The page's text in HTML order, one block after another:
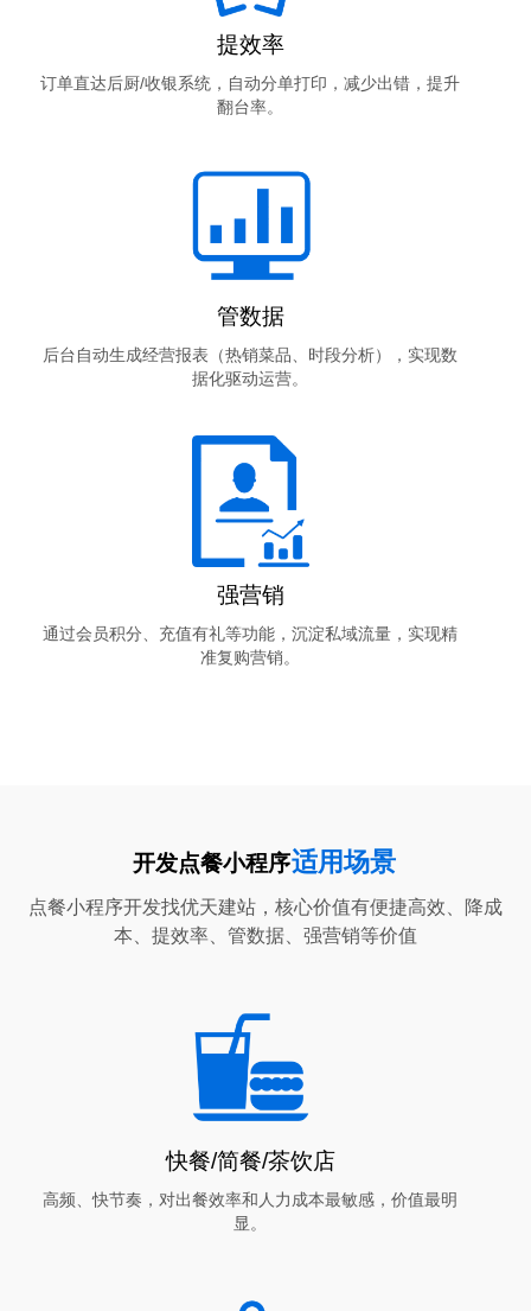
提效率
订单直达后厨/收银系统，自动分单打印，减少出错，提升
翻台率。
管数据
后台自动生成经营报表（热销菜品、时段分析），实现数
据化驱动运营。
强营销
通过会员积分、充值有礼等功能，沉淀私域流量，实现精
准复购营销。
开发点餐小程序适用场景
点餐小程序开发找优天建站，核心价值有便捷高效、降成
本、提效率、管数据、强营销等价值
快餐/简餐/茶饮店
高频、快节奏，对出餐效率和人力成本最敏感，价值最明
显。